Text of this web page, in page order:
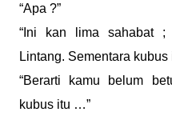
“Apa ?”
“Ini kan lima sahabat ;
Lintang. Sementara
“Berarti kamu belum
kubus itu …”